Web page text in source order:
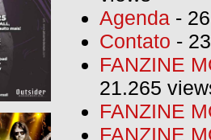
Agenda -
Contato -
FANZINE
21.265
FANZINE
FANZINE